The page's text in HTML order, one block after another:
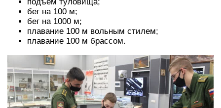
подъем туловища;
бег на 100 м;
бег на 1000 м;
плавание 100 м вольным стилем;
плавание 100 м брассом.